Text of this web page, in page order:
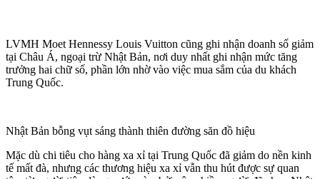
LVMH Moet Hennessy Louis Vuitton cũng ghi nhận doanh số giảm
tại Châu Á, ngoại trừ Nhật Bản, nơi duy nhất ghi nhận mức tăng
trưởng hai chữ số, phần lớn nhờ vào việc mua sắm của du khách
Trung Quốc.
Nhật Bản bỗng vụt sáng thành thiên đường săn đồ hiệu
Mặc dù chi tiêu cho hàng xa xỉ tại Trung Quốc đã giảm do nền kinh
tế mất đà, nhưng các thương hiệu xa xỉ vẫn thu hút được sự quan